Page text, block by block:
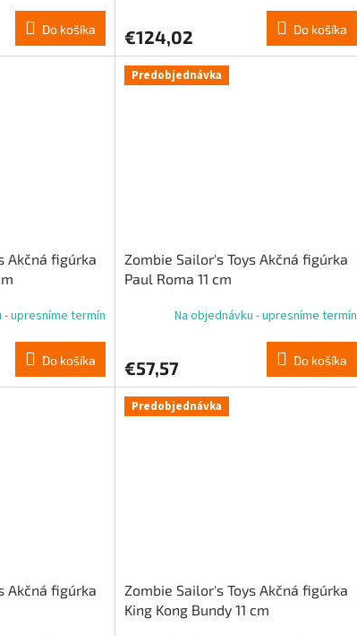
Do košíka €124,02 Do košíka
Akčná figúrka
- upresníme termín
Do košíka
Predobjednávka
Zombie Sailor's Toys Akčná figúrka
Paul Roma 11 cm
Na objednávku - upresníme termín
€57,57 Do košíka
Akčná figúrka
Predobjednávka
Zombie Sailor's Toys Akčná figúrka
King Kong Bundy 11 cm